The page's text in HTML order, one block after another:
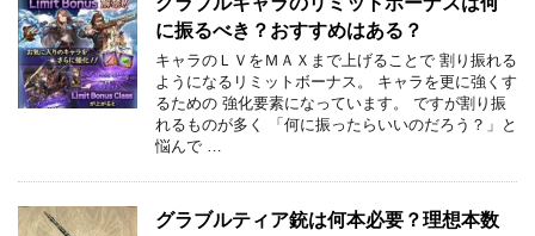
に振るべき？おすすめはある？
キャラのＬＶをＭＡＸまで上げることで 割り振れる
ようになるリミットボーナス。 キャラを更に強くす
るための 強化要素になっています。 ですが割り振
れるものが多く 「何に振ったらいいのだろう？」と
悩んで …
グラブルティア銃は何本必要？理想本数